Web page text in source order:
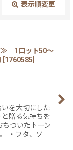
表示順変更
1ロット50〜
1760585
いを大切にした
贈る気持ちを
ちついたトーン
・フタ、ソ